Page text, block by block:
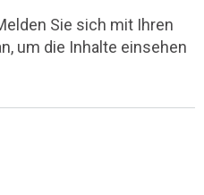
Sie sich mit Ihren
um die Inhalte einsehen